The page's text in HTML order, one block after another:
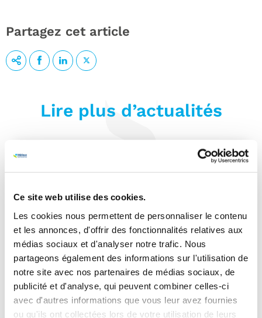
Ce site web utilise des cookies.
Les cookies nous permettent de personnaliser le contenu
et les annonces, d'offrir des fonctionnalités relatives aux
médias sociaux et d'analyser notre trafic. Nous
partageons également des informations sur l'utilisation de
notre site avec nos partenaires de médias sociaux, de
publicité et d'analyse, qui peuvent combiner celles-ci
avec d'autres informations que vous leur avez fournies
ou qu'ils ont collectées lors de votre utilisation de leurs
Partagez cet article
Lire plus d’actualités
Nutrition
Durée de lecture :3 min